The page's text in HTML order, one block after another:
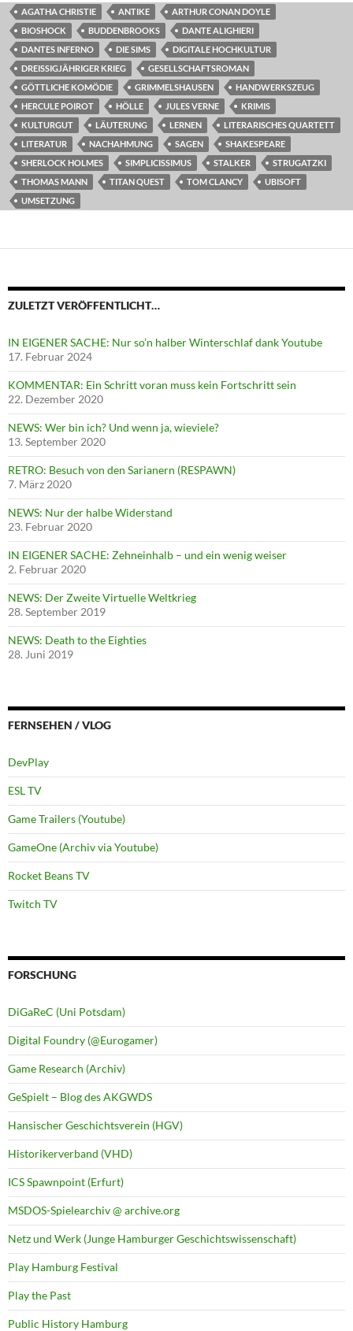
AGATHA CHRISTIE ANTIKE
ARTHUR CONAN DOYLE
BIOSHOCK
BUDDENBROOKS
DANTE ALIGHIERI
DANTES INFERNO
DIE SIMS
DIGITALE HOCHKULTUR
DREISSIGJÄHRIGER KRIEG
GESELLSCHAFTSROMAN
GÖTTLICHE KOMÖDIE
GRIMMELSHAUSEN
HANDWERKSZEUG
HERCULE POIROT
HÖLLE JULES VERNE
KRIMIS
KULTURGUT
LÄUTERUNG LERNEN
LITERARISCHES QUARTETT
LITERATUR
NACHAHMUNG SAGEN
SHAKESPEARE
SHERLOCK HOLMES
SIMPLICISSIMUS STALKER
STRUGATZKI
THOMAS MANN
TITAN QUEST TOM CLANCY
UBISOFT
UMSETZUNG
ZULETZT VERÖFFENTLICHT…
IN EIGENER SACHE: Nur so’n halber Winterschlaf dank Youtube
17. Februar 2024
KOMMENTAR: Ein Schritt voran muss kein Fortschritt sein
22. Dezember 2020
NEWS: Wer bin ich? Und wenn ja, wieviele?
13. September 2020
RETRO: Besuch von den Sarianern (RESPAWN)
7. März 2020
NEWS: Nur der halbe Widerstand
23. Februar 2020
IN EIGENER SACHE: Zehneinhalb – und ein wenig weiser
2. Februar 2020
NEWS: Der Zweite Virtuelle Weltkrieg
28. September 2019
NEWS: Death to the Eighties
28. Juni 2019
FERNSEHEN / VLOG
DevPlay
ESL TV
Game Trailers (Youtube)
GameOne (Archiv via Youtube)
Rocket Beans TV
Twitch TV
FORSCHUNG
DiGaReC (Uni Potsdam)
Digital Foundry (@Eurogamer)
Game Research (Archiv)
GeSpielt – Blog des AKGWDS
Hansischer Geschichtsverein (HGV)
Historikerverband (VHD)
ICS Spawnpoint (Erfurt)
MSDOS-Spielearchiv @ archive.org
Netz und Werk (Junge Hamburger Geschichtswissenschaft)
Play Hamburg Festival
Play the Past
Public History Hamburg